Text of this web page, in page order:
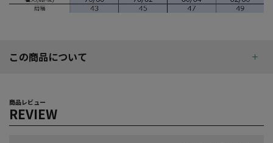
この商品について
商品レビュー
REVIEW